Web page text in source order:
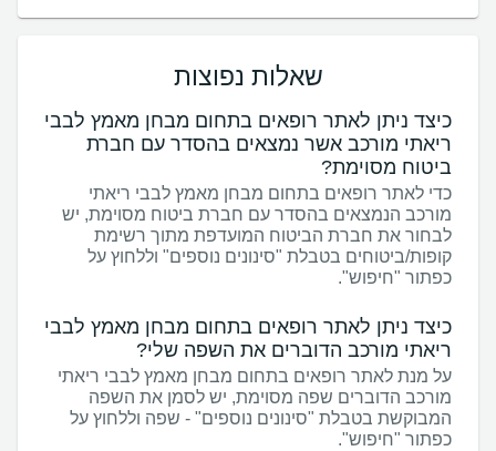
שאלות נפוצות
כיצד ניתן לאתר רופאים בתחום מבחן מאמץ לבבי
ריאתי מורכב אשר נמצאים בהסדר עם חברת
ביטוח מסוימת?
כדי לאתר רופאים בתחום מבחן מאמץ לבבי ריאתי
מורכב הנמצאים בהסדר עם חברת ביטוח מסוימת, יש
לבחור את חברת הביטוח המועדפת מתוך רשימת
קופות/ביטוחים בטבלת "סינונים נוספים" וללחוץ על
כפתור "חיפוש".
כיצד ניתן לאתר רופאים בתחום מבחן מאמץ לבבי
ריאתי מורכב הדוברים את השפה שלי?
על מנת לאתר רופאים בתחום מבחן מאמץ לבבי ריאתי
מורכב הדוברים שפה מסוימת, יש לסמן את השפה
המבוקשת בטבלת "סינונים נוספים" - שפה וללחוץ על
כפתור "חיפוש".